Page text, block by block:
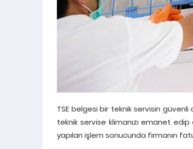
TSE belgesi bir teknik servisin güvenli
teknik servise klimanızı emanet
yapılan işlem sonucunda firmanın